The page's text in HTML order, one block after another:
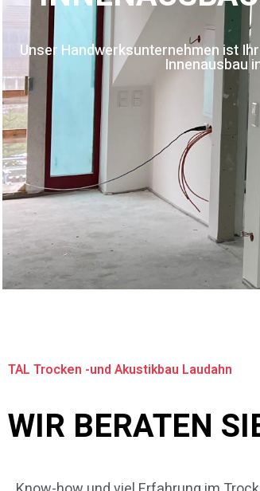
Unser Handwerksunternehmen ist
Innenausbau
TAL Trocken -und Akustikbau Laudahn
WIR BERATEN